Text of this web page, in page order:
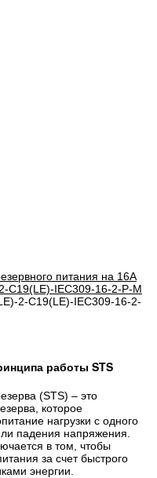
питания на 16А
C19(LE)-IEC309-16-2-P-M
2-C19(LE)-IEC309-16-2-
работы STS
(STS) – это
которое
нагрузки с одного
падения напряжения.
в том, чтобы
за счет быстрого
энергии.